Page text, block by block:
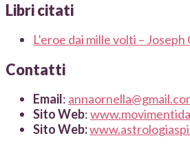
Libri citati
L’eroe dai mille volti – Joseph
Contatti
Email:
Sito Web:
Sito Web: